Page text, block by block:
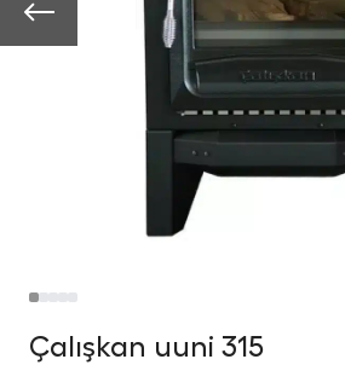
Çalışkan uuni 315